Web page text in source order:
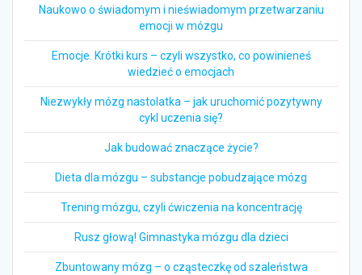
Naukowo o świadomym i nieświadomym przetwarzaniu
emocji w mózgu
Emocje. Krótki kurs – czyli wszystko, co powinieneś
wiedzieć o emocjach
Niezwykły mózg nastolatka – jak uruchomić pozytywny
cykl uczenia się?
Jak budować znaczące życie?
Dieta dla mózgu – substancje pobudzające mózg
Trening mózgu, czyli ćwiczenia na koncentrację
Rusz głową! Gimnastyka mózgu dla dzieci
Zbuntowany mózg – o cząsteczkę od szaleństwa